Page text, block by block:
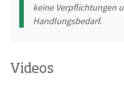
keine Verpflichtungen
Handlungsbedarf.
Videos